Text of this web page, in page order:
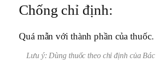
Chống chỉ định:
Quá mẫn với thành phần của thuốc.
Lưu ý: Dùng thuốc theo chỉ định của